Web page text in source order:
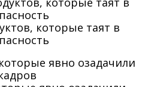
которые таят в